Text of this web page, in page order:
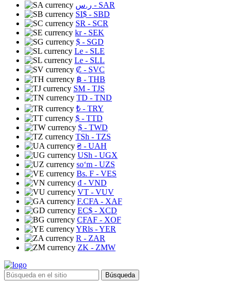
ر.س - SAR
SI$ - SBD
SR - SCR
kr- SEK
$ - SGD
Le - SLE
Le - SLL
₡ - SVC
฿ - THB
ЅМ - TJS
TD - TND
₺ - TRY
$ - TTD
$ - TWD
TSh - TZS
₴ - UAH
USh - UGX
soʻm - UZS
Bs. F - VES
₫ - VND
VT - VUV
F.CFA - XAF
EC$ - XCD
CFAF - XOF
YRls - YER
R - ZAR
ZK - ZMW
Búsqueda